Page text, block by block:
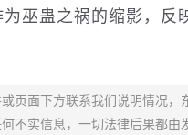
巫蛊之祸的缩影，反
页面下方联系我们说明情况，
不实信息，一切法律后果都由